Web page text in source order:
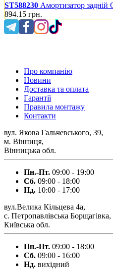
ST588230 Амортизатор задній
894.15 грн.
Про компанію
Новини
Доставка та оплата
Гарантії
Правила монтажу
Контакти
вул. Якова Гальчевського, 39,
м. Вінниця,
Вінницька обл.
Пн.-Пт. 09:00 - 19:00
Сб. 09:00 - 18:00
Нд. 10:00 - 17:00
вул.Велика Кільцева 4а,
с. Петропавлівська Борщагівка,
Київська обл.
Пн.-Пт. 09:00 - 18:00
Сб. 09:00 - 16:00
Нд. вихідний